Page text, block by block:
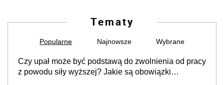
Tematy
Popularne Najnowsze Wybrane
Czy upał może być podstawą do zwolnienia od pracy
z powodu siły wyższej? Jakie są obowiązki